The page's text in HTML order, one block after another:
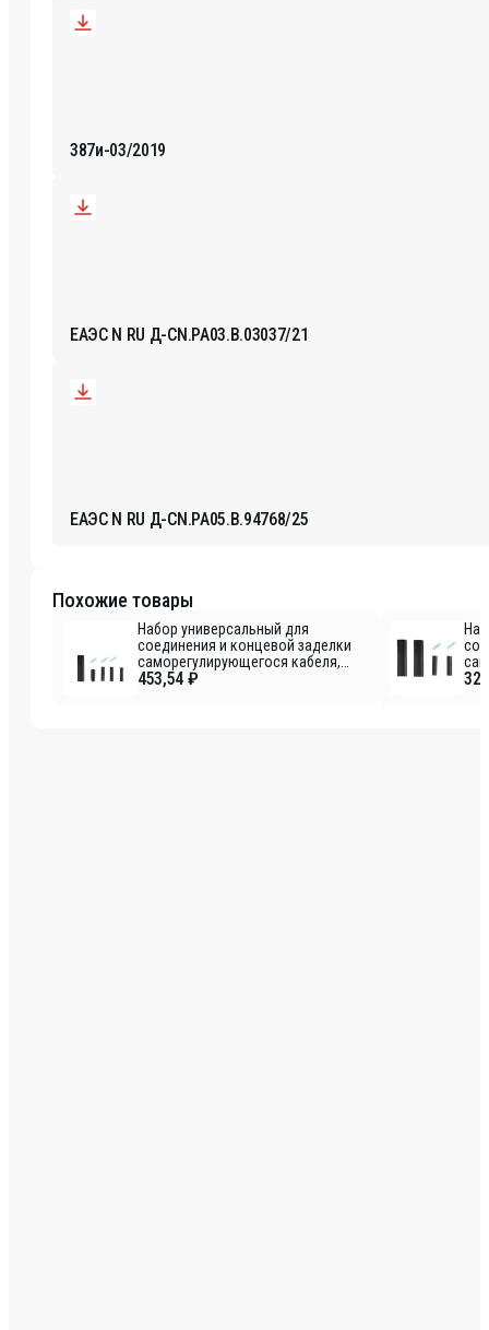
387и-03/2019
ЕАЭС N RU Д-CN.РА03.В.03037/21
ЕАЭС N RU Д-CN.РА05.В.94768/25
Похожие товары
Набор универсальный для
соединения и концевой заделки
саморегулирующегося кабеля,
эконом REXANT
453,54 ₽